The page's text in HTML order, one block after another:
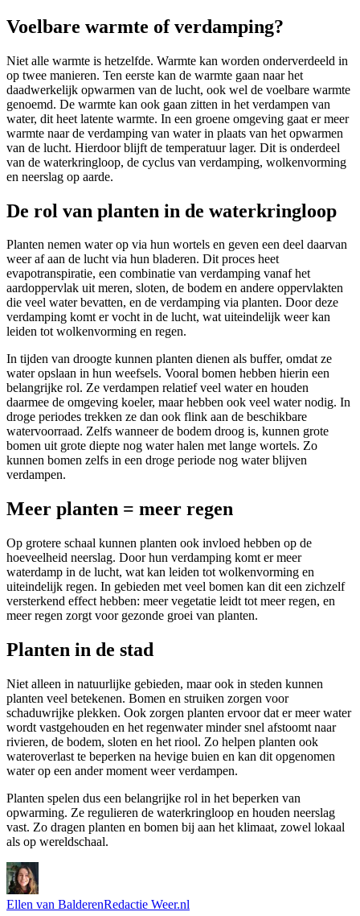
Voelbare warmte of verdamping?
Niet alle warmte is hetzelfde. Warmte kan worden onderverdeeld in
op twee manieren. Ten eerste kan de warmte gaan naar het
daadwerkelijk opwarmen van de lucht, ook wel de voelbare warmte
genoemd. De warmte kan ook gaan zitten in het verdampen van
water, dit heet latente warmte. In een groene omgeving gaat er meer
warmte naar de verdamping van water in plaats van het opwarmen
van de lucht. Hierdoor blijft de temperatuur lager. Dit is onderdeel
van de waterkringloop, de cyclus van verdamping, wolkenvorming
en neerslag op aarde.
De rol van planten in de waterkringloop
Planten nemen water op via hun wortels en geven een deel daarvan
weer af aan de lucht via hun bladeren. Dit proces heet
evapotranspiratie, een combinatie van verdamping vanaf het
aardoppervlak uit meren, sloten, de bodem en andere oppervlakten
die veel water bevatten, en de verdamping via planten. Door deze
verdamping komt er vocht in de lucht, wat uiteindelijk weer kan
leiden tot wolkenvorming en regen.
In tijden van droogte kunnen planten dienen als buffer, omdat ze
water opslaan in hun weefsels. Vooral bomen hebben hierin een
belangrijke rol. Ze verdampen relatief veel water en houden
daarmee de omgeving koeler, maar hebben ook veel water nodig. In
droge periodes trekken ze dan ook flink aan de beschikbare
watervoorraad. Zelfs wanneer de bodem droog is, kunnen grote
bomen uit grote diepte nog water halen met lange wortels. Zo
kunnen bomen zelfs in een droge periode nog water blijven
verdampen.
Meer planten = meer regen
Op grotere schaal kunnen planten ook invloed hebben op de
hoeveelheid neerslag. Door hun verdamping komt er meer
waterdamp in de lucht, wat kan leiden tot wolkenvorming en
uiteindelijk regen. In gebieden met veel bomen kan dit een zichzelf
versterkend effect hebben: meer vegetatie leidt tot meer regen, en
meer regen zorgt voor gezonde groei van planten.
Planten in de stad
Niet alleen in natuurlijke gebieden, maar ook in steden kunnen
planten veel betekenen. Bomen en struiken zorgen voor
schaduwrijke plekken. Ook zorgen planten ervoor dat er meer water
wordt vastgehouden en het regenwater minder snel afstoomt naar
rivieren, de bodem, sloten en het riool. Zo helpen planten ook
wateroverlast te beperken na hevige buien en kan dit opgenomen
water op een ander moment weer verdampen.
Planten spelen dus een belangrijke rol in het beperken van
opwarming. Ze regulieren de waterkringloop en houden neerslag
vast. Zo dragen planten en bomen bij aan het klimaat, zowel lokaal
als op wereldschaal.
Ellen van BalderenRedactie Weer.nl